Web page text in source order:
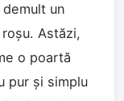
un
Astăzi,
o poartă
pur și simplu